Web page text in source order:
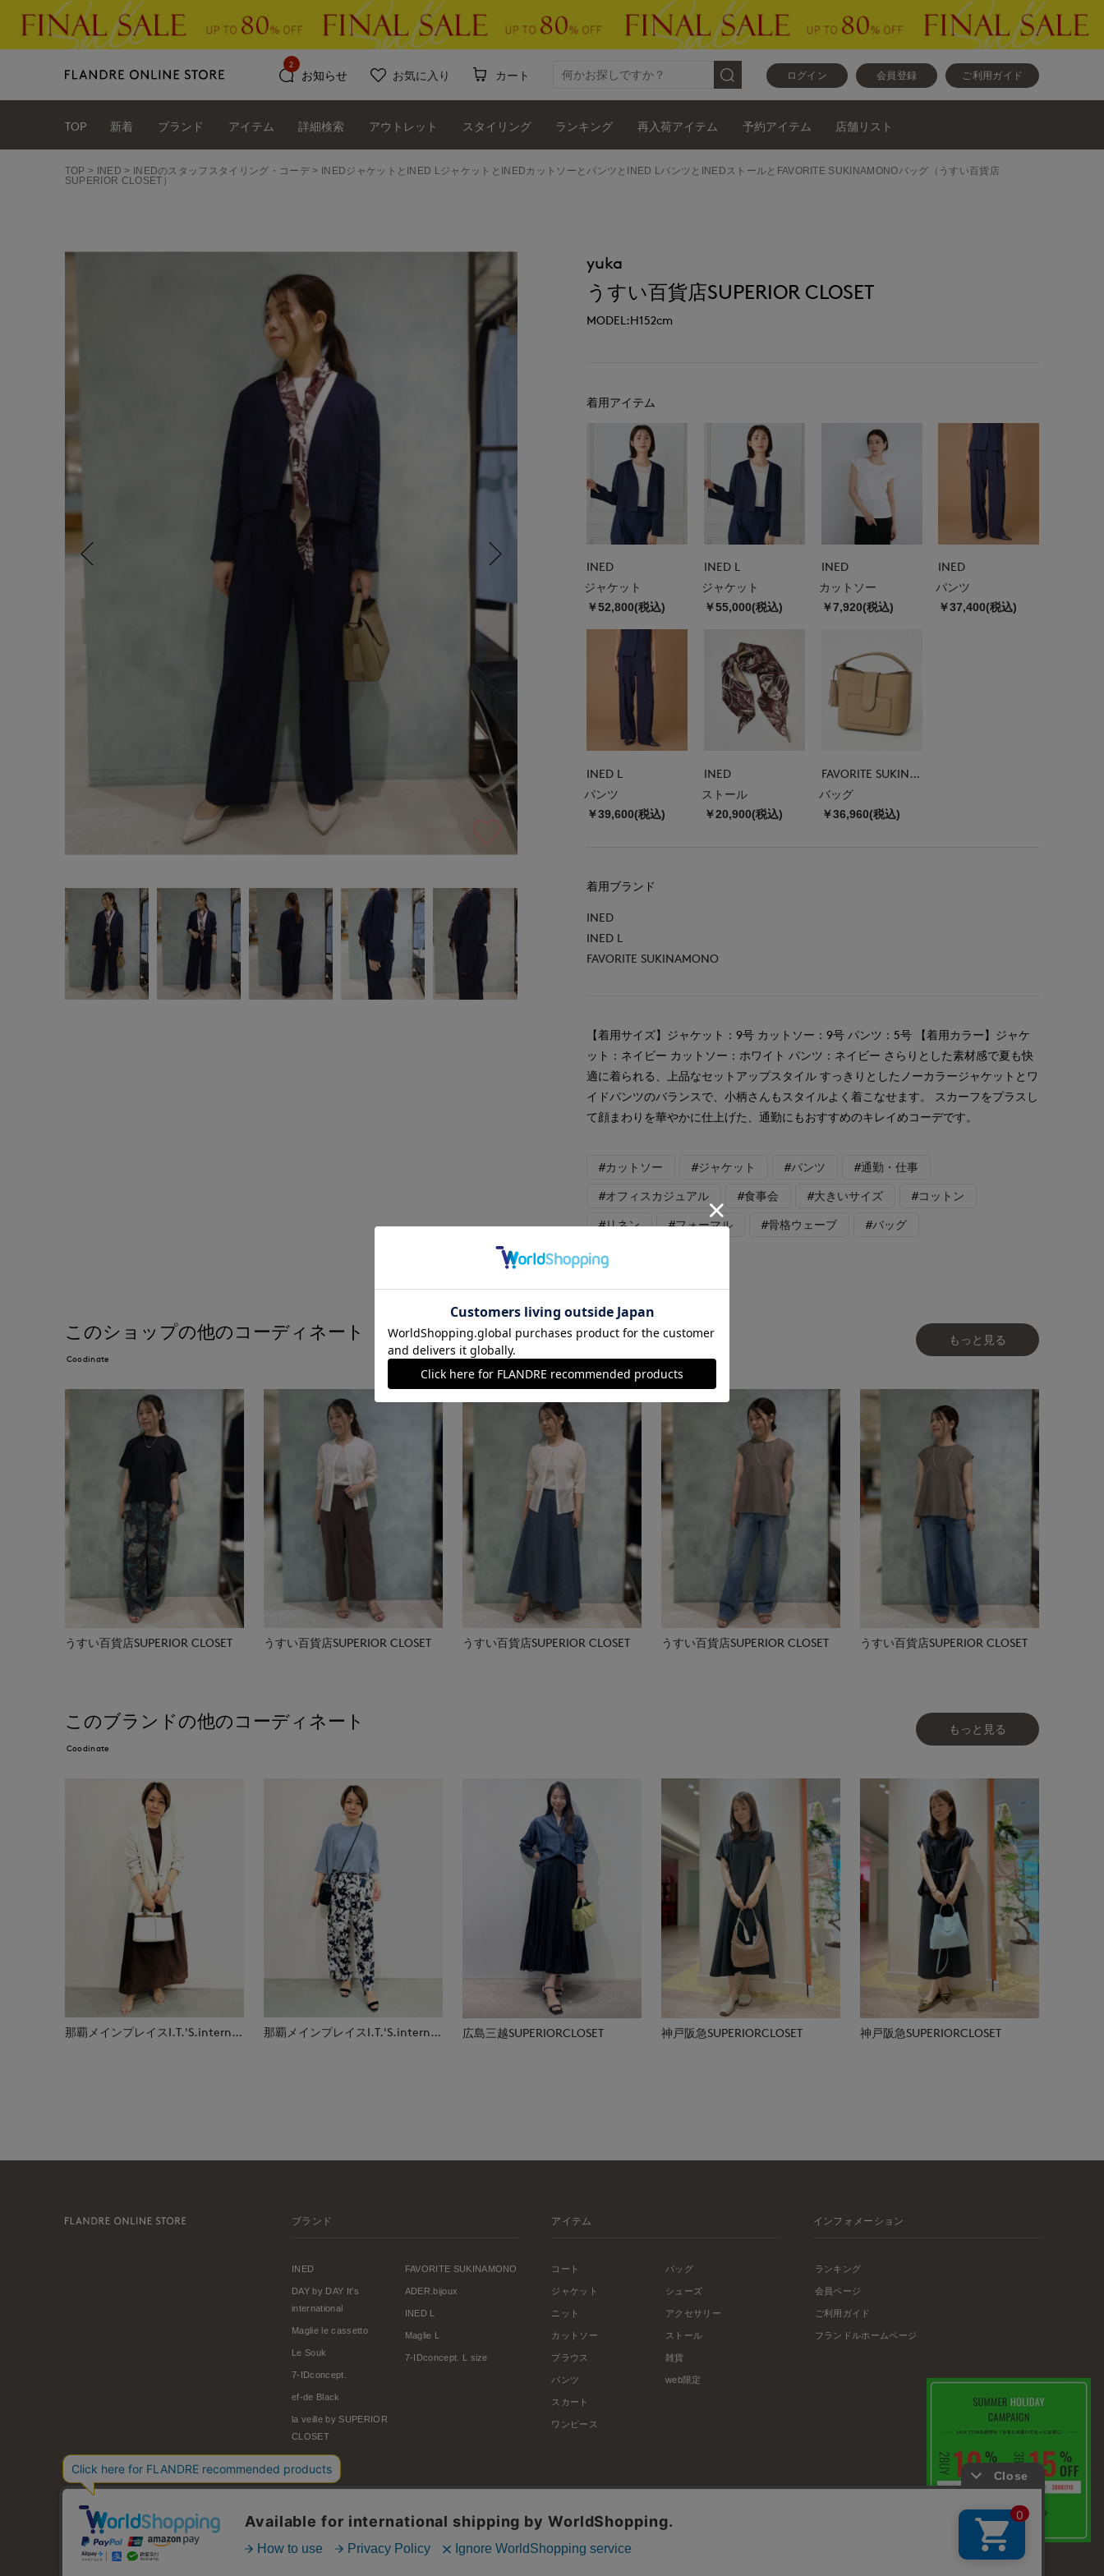
ログイン 会員登録 ご利用ガイド
お知らせ
2
お気に入り カート
TOP 新着 ブランド アイテム 詳細検索 アウトレット スタイリング ランキング 再入荷アイテム 予約アイテム 店舗リスト
TOP INED INEDのスタッフスタイリング・コーデ
INEDジャケットとINED LジャケットとINEDカットソーとパンツとINED LパンツとINEDストールとFAVORITE SUKINAMONOバッグ（うすい百貨店
SUPERIOR CLOSET）
yuka
うすい百貨店SUPERIOR CLOSET
MODEL:H152cm
着用アイテム
INED
ジャケット
￥52,800(税込)
INED L
ジャケット
￥55,000(税込)
INED
カットソー
￥7,920(税込)
INED
パンツ
￥37,400(税込)
INED L
パンツ
￥39,600(税込)
INED
ストール
￥20,900(税込)
FAVORITE SUKINAMONO
バッグ
￥36,960(税込)
着用ブランド
INED
INED L
FAVORITE SUKINAMONO
【着用サイズ】ジャケット：9号 カットソー：9号 パンツ：5号 【着用カラー】ジャケ
ット：ネイビー カットソー：ホワイト パンツ：ネイビー さらりとした素材感で夏も快
適に着られる、上品なセットアップスタイル すっきりとしたノーカラージャケットとワ
イドパンツのバランスで、小柄さんもスタイルよく着こなせます。 スカーフをプラスし
て顔まわりを華やかに仕上げた、通勤にもおすすめのキレイめコーデです。
#カットソー #ジャケット #パンツ #通勤・仕事
#オフィスカジュアル #食事会 #大きいサイズ #コットン
#リネン #フォーマル #骨格ウェーブ #バッグ
このショップの他のコーディネート
Coodinate
もっと見る
うすい百貨店SUPERIOR CLOSET うすい百貨店SUPERIOR CLOSET うすい百貨店SUPERIOR CLOSET うすい百貨店SUPERIOR CLOSET うすい百貨店SUPERIOR CLOSET
このブランドの他のコーディネート
Coodinate
もっと見る
那覇メインプレイスI.T.'S.international 那覇メインプレイスI.T.'S.international 広島三越SUPERIORCLOSET 神戸阪急SUPERIORCLOSET 神戸阪急SUPERIORCLOSET
ブランド
INED
DAY by DAY It's
international
Maglie le cassetto
Le Souk
7-IDconcept.
ef-de Black
la veille by SUPERIOR
CLOSET
FAVORITE SUKINAMONO
ADER.bijoux
INED L
Maglie L
7-IDconcept. L size
アイテム
コート
ジャケット
ニット
カットソー
ブラウス
パンツ
スカート
ワンピース
バッグ
シューズ
アクセサリー
ストール
雑貨
web限定
インフォメーション
ランキング
会員ページ
ご利用ガイド
フランドルホームページ
© FLANDRE CO., LTD.